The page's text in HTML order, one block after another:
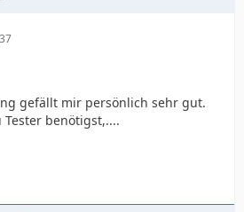
gefällt mir persönlich sehr gut.
benötigst,....